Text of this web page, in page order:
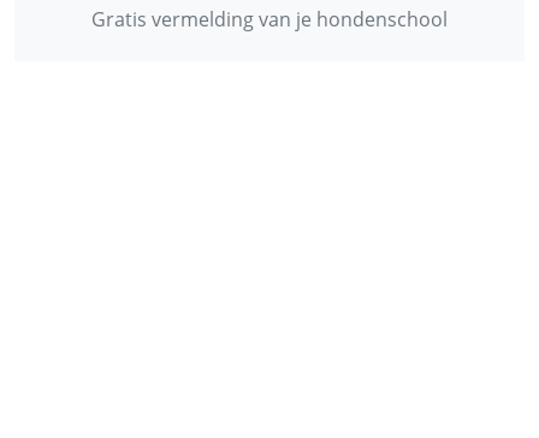
Gratis vermelding van je hondenschool